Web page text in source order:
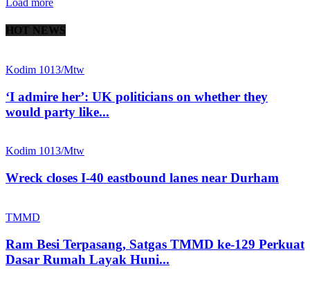
Load more
HOT NEWS
Kodim 1013/Mtw
‘I admire her’: UK politicians on whether they
would party like...
Kodim 1013/Mtw
Wreck closes I-40 eastbound lanes near Durham
TMMD
Ram Besi Terpasang, Satgas TMMD ke-129 Perkuat
Dasar Rumah Layak Huni...